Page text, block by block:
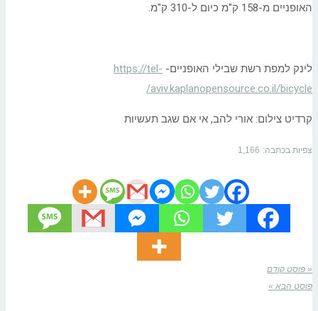
האופניים מ-158 ק"מ כיום ל-310 ק"מ.
לינק למפת רשת שבילי האופניים- https://tel-
aviv.kaplanopensource.co.il/bicycle/
קרדיט צילום: אורי להב, אי אם שגב תעשיות
צפיות בכתבה: 1,166
« פוסט קודם
פוסט הבא »